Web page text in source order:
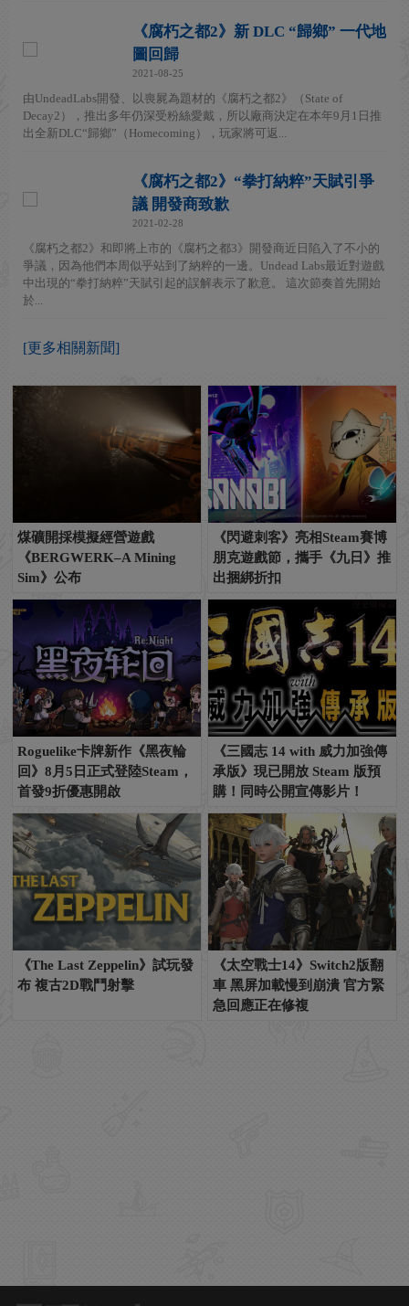
《腐朽之都2》新 DLC “歸鄉” 一代地
圖回歸
2021-08-25
由UndeadLabs開發、以喪屍為題材的《腐朽之都2》（State of
Decay2），推出多年仍深受粉絲愛戴，所以廠商決定在本年9月1日推
出全新DLC“歸鄉”（Homecoming），玩家將可返...
《腐朽之都2》“拳打納粹”天賦引爭
議 開發商致歉
2021-02-28
《腐朽之都2》和即將上市的《腐朽之都3》開發商近日陷入了不小的
爭議，因為他們本周似乎站到了納粹的一邊。Undead Labs最近對遊戲
中出現的“拳打納粹”天賦引起的誤解表示了歉意。 這次節奏首先開始
於...
[更多相關新聞]
煤礦開採模擬經營遊戲
《BERGWERK–A Mining
Sim》公布
《閃避刺客》亮相Steam賽博
朋克遊戲節，攜手《九日》推
出捆綁折扣
Roguelike卡牌新作《黑夜輪
回》8月5日正式登陸Steam，
首發9折優惠開啟
《三國志 14 with 威力加強傳
承版》現已開放 Steam 版預
購！同時公開宣傳影片！
《The Last Zeppelin》試玩發
布 複古2D戰鬥射擊
《太空戰士14》Switch2版翻
車 黑屏加載慢到崩潰 官方緊
急回應正在修複